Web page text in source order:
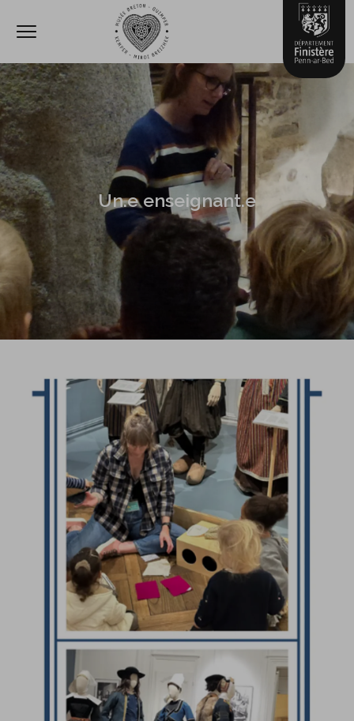
Accèder directement au contenu
Ouvrir le menu
Un.e enseignant.e